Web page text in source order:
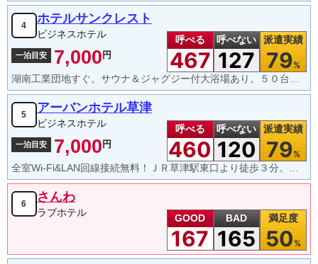
4 ホテルサンクレスト
ビジネスホテル
一泊目安 7,000円
呼べる
467
呼べない
127
派遣実績
79%
湖南工業団地すぐ。サウナ＆ジャグジー付大浴場あり。５０台収容可能な無料駐車場有。全館無料Wifi完備
5 アーバンホテル草津
ビジネスホテル
一泊目安 7,000円
呼べる
460
呼べない
120
派遣実績
79%
全室Wi-Fi&LAN回線接続無料！ＪＲ草津駅東口より徒歩３分。近辺には飲食店が多数あります。
6 さんわ
ラブホテル
GOOD
167
BAD
165
満足度
50 %